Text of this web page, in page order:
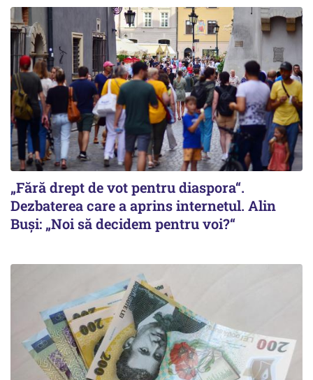
„Fără drept de vot pentru diaspora“.
Dezbaterea care a aprins internetul. Alin
Buși: „Noi să decidem pentru voi?“